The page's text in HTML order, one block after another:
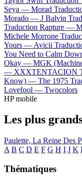
Seya — Morad
Morado — J Balvin
Traduction Rapture —
Michele Morrone
Yours — Avicii
You Need to Calm
Okay — MGK
— XXXTENTACION
Know) — The 1975
Lovefool — Twocolors
HP mobile
Les plus
Paulette, La Reine Des
A B C D E F G H I J K
Thématiques